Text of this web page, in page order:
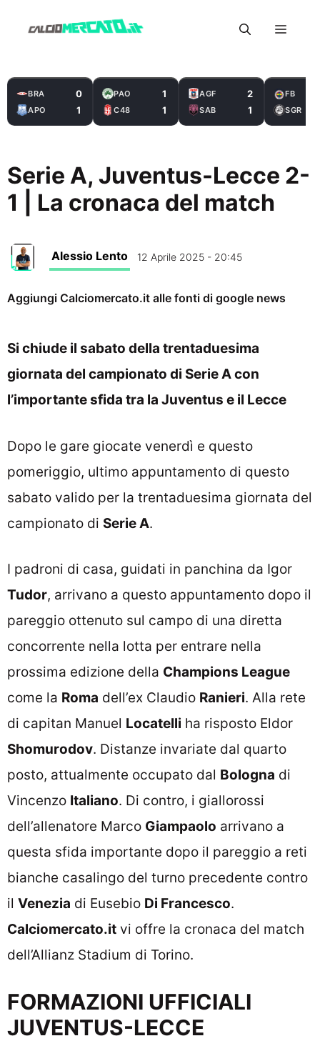
Menu
BRA 0
APO 1
PAO 1
C48 1
AGF 2
SAB 1
FB
SGR
Serie A, Juventus-Lecce 2-
1 | La cronaca del match
Alessio Lento 12 Aprile 2025 - 20:45
Aggiungi Calciomercato.it alle fonti di google news
Si chiude il sabato della trentaduesima
giornata del campionato di Serie A con
l’importante sfida tra la Juventus e il Lecce
Dopo le gare giocate venerdì e questo
pomeriggio, ultimo appuntamento di questo
sabato valido per la trentaduesima giornata del
campionato di Serie A.
I padroni di casa, guidati in panchina da Igor
Tudor, arrivano a questo appuntamento dopo il
pareggio ottenuto sul campo di una diretta
concorrente nella lotta per entrare nella
prossima edizione della Champions League
come la Roma dell’ex Claudio Ranieri. Alla rete
di capitan Manuel Locatelli ha risposto Eldor
Shomurodov. Distanze invariate dal quarto
posto, attualmente occupato dal Bologna di
Vincenzo Italiano. Di contro, i giallorossi
dell’allenatore Marco Giampaolo arrivano a
questa sfida importante dopo il pareggio a reti
bianche casalingo del turno precedente contro
il Venezia di Eusebio Di Francesco.
Calciomercato.it vi offre la cronaca del match
dell’Allianz Stadium di Torino.
FORMAZIONI UFFICIALI
JUVENTUS-LECCE